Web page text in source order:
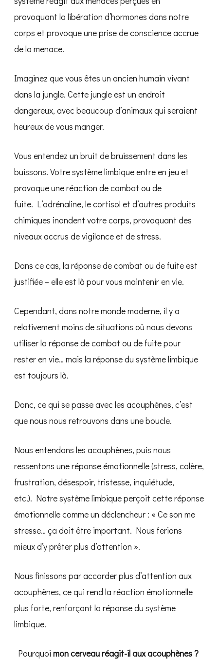
provoquant la libération d’hormones dans notre
corps et provoque une prise de conscience accrue
de la menace.
Imaginez que vous êtes un ancien humain vivant
dans la jungle. Cette jungle est un endroit
dangereux, avec beaucoup d’animaux qui seraient
heureux de vous manger.
Vous entendez un bruit de bruissement dans les
buissons. Votre système limbique entre en jeu et
provoque une réaction de combat ou de
fuite. L’adrénaline, le cortisol et d’autres produits
chimiques inondent votre corps, provoquant des
niveaux accrus de vigilance et de stress.
Dans ce cas, la réponse de combat ou de fuite est
justifiée – elle est là pour vous maintenir en vie.
Cependant, dans notre monde moderne, il y a
relativement moins de situations où nous devons
utiliser la réponse de combat ou de fuite pour
rester en vie… mais la réponse du système limbique
est toujours là.
Donc, ce qui se passe avec les acouphènes, c’est
que nous nous retrouvons dans une boucle.
Nous entendons les acouphènes, puis nous
ressentons une réponse émotionnelle (stress, colère,
frustration, désespoir, tristesse, inquiétude,
etc.). Notre système limbique perçoit cette réponse
émotionnelle comme un déclencheur : « Ce son me
stresse… ça doit être important. Nous ferions
mieux d’y prêter plus d’attention ».
Nous finissons par accorder plus d’attention aux
acouphènes, ce qui rend la réaction émotionnelle
plus forte, renforçant la réponse du système
limbique.
‍ Pourquoi mon cerveau réagit-il aux acouphènes ?